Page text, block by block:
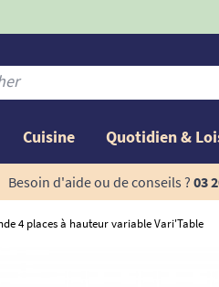
Cuisine Quotidien &
Besoin d'aide ou de conseils ? 03
4 places à hauteur variable Vari'Table